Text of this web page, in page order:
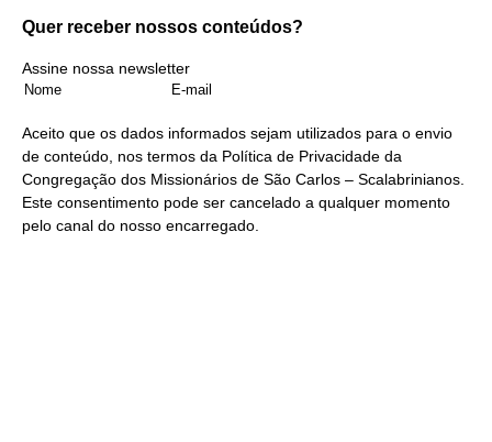
Quer receber nossos conteúdos?
Assine nossa newsletter
Aceito que os dados informados sejam utilizados para o envio
de conteúdo, nos termos da Política de Privacidade da
Congregação dos Missionários de São Carlos – Scalabrinianos.
Este consentimento pode ser cancelado a qualquer momento
pelo canal do nosso encarregado.